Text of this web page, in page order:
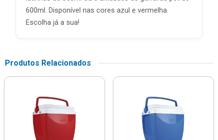
600ml. Disponível nas cores azul e vermelha.
Escolha já a sua!
Produtos Relacionados